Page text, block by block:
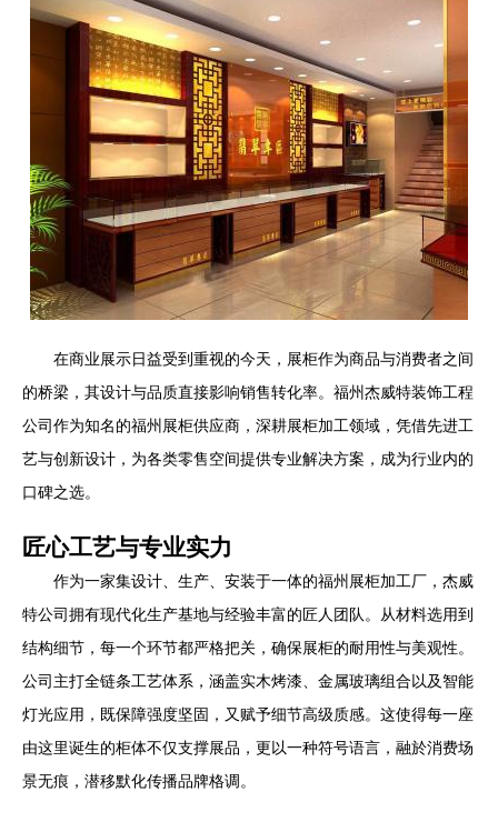
在商业展示日益受到重视的今天，展柜作为商品与消费者之间
的桥梁，其设计与品质直接影响销售转化率。福州杰威特装饰工程
公司作为知名的福州展柜供应商，深耕展柜加工领域，凭借先进工
艺与创新设计，为各类零售空间提供专业解决方案，成为行业内的
口碑之选。
匠心工艺与专业实力
作为一家集设计、生产、安装于一体的福州展柜加工厂，杰威
特公司拥有现代化生产基地与经验丰富的匠人团队。从材料选用到
结构细节，每一个环节都严格把关，确保展柜的耐用性与美观性。
公司主打全链条工艺体系，涵盖实木烤漆、金属玻璃组合以及智能
灯光应用，既保障强度坚固，又赋予细节高级质感。这使得每一座
由这里诞生的柜体不仅支撑展品，更以一种符号语言，融於消费场
景无痕，潜移默化传播品牌格调。